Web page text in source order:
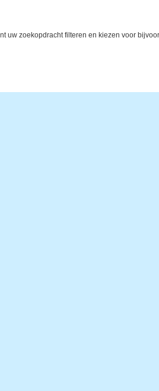
uw zoekopdracht filteren en kiezen voor